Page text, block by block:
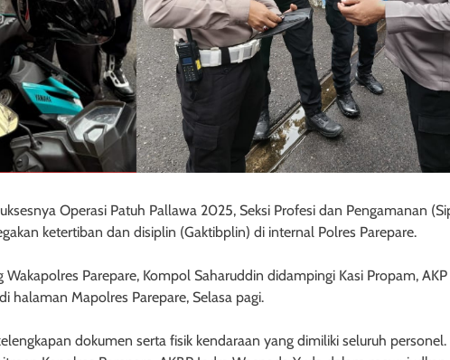
Operasi Patuh Pallawa 2025, Seksi Profesi dan Pengamanan
ketertiban dan disiplin (Gaktibplin) di internal Polres Parepare.
Parepare, Kompol Saharuddin didampingi Kasi Propam, AKP
halaman Mapolres Parepare, Selasa pagi.
dokumen serta fisik kendaraan yang dimiliki seluruh